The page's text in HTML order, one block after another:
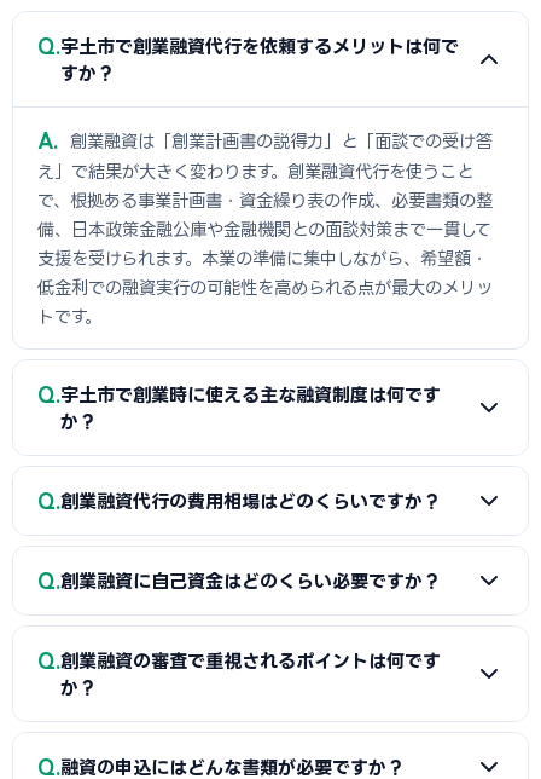
Q 宇土市で創業融資代行を依頼するメリットは何で
すか？
A
創業融資は「創業計画書の説得力」と「面談での受け答
え」で結果が大きく変わります。創業融資代行を使うこと
で、根拠ある事業計画書・資金繰り表の作成、必要書類の整
備、日本政策金融公庫や金融機関との面談対策まで一貫して
支援を受けられます。本業の準備に集中しながら、希望額・
低金利での融資実行の可能性を高められる点が最大のメリッ
トです。
Q 宇土市で創業時に使える主な融資制度は何です
か？
A
日本政策金融公庫の「新規開業資金」、信用保証協会の
薦の「マル経融資」などが中心です。実績の浅い創業期で
も、原則無担保・無保証人で利用できる制度が複数ありま
Q 創業融資代行の費用相場はどのくらいですか？
A
一般的に「着手金（無料〜数万円）＋成功報酬（融資実
所もあります。融資額や難易度で異なるため、契約前に見積
もりと報酬条件を必ず確認しましょう。当サイトでは宇土市
に対応した実績豊富な専門家を無料でご紹介しています。
Q 創業融資に自己資金はどのくらい必要ですか？
A
制度上の自己資金要件は緩和傾向にありますが、実務で
は希望融資額の1〜3割程度の自己資金があると審査で有利と
歴」です。通帳で計画的な資金準備を示せると評価が高まり
ます。一時的な借入による見せ金は逆効果なので避けましょ
Q 創業融資の審査で重視されるポイントは何です
か？
A
①自己資金の額と出所、②事業の経験・スキル、③創業
Q 融資の申込にはどんな書類が必要ですか？